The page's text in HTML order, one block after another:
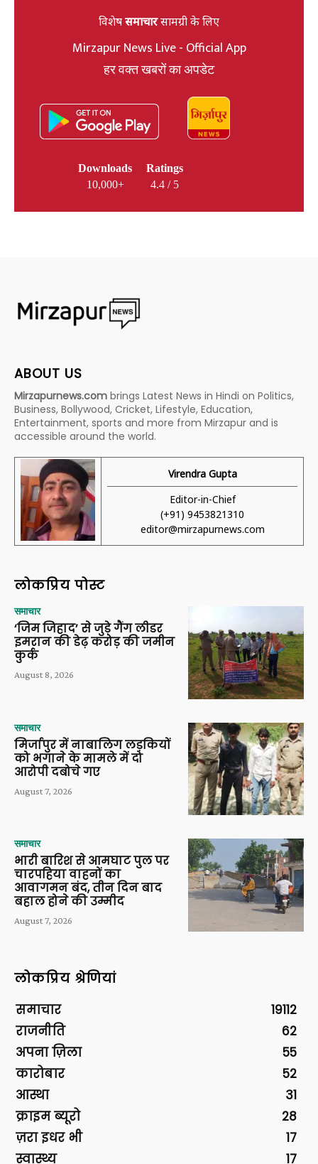
विशेषसमाचारसामग्री के लिए
Mirzapur News Live - Official App
हर वक्त खबरों का अपडेट
Downloads
10,000+
Ratings
4.4 / 5
ABOUT US
Mirzapurnews.com brings Latest News in Hindi on Politics,
Business, Bollywood, Cricket, Lifestyle, Education,
Entertainment, sports and more from Mirzapur and is
accessible around the world.
Virendra Gupta
Editor-in-Chief
(+91) 9453821310
editor@mirzapurnews.com
लोकप्रिय पोस्ट
समाचार
‘जिम जिहाद’ से जुड़े गैंग लीडर
इमरान की डेढ़ करोड़ की जमीन
कुर्क
August 8, 2026
समाचार
मिर्जापुर में नाबालिग लड़कियों
को भगाने के मामले में दो
आरोपी दबोचे गए
August 7, 2026
समाचार
भारी बारिश से आमघाट पुल पर
चारपहिया वाहनों का
आवागमन बंद, तीन दिन बाद
बहाल होने की उम्मीद
August 7, 2026
लोकप्रिय श्रेणियां
समाचार
19112
राजनीति
62
अपना ज़िला
55
कारोबार
52
आस्था
31
क्राइम ब्यूरो
28
ज़रा इधर भी
17
स्वास्थ्य
17